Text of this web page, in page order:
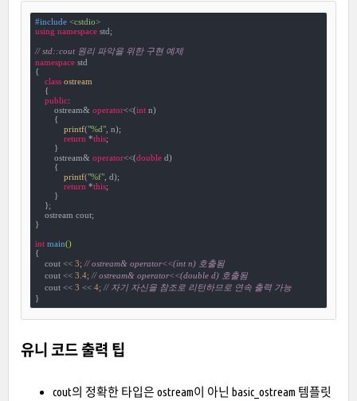
#include <cstdio>
using namespace std;
// std::cout 원리 파악을 위한 구현 예제
namespace std
{
class ostream
    {
public:
        ostream&
operator<<(int n)
        {
printf("%d", n);
return *this;
        }
        ostream&
operator<<(double d)
        {
printf("%f", d);
return *this;
        }
    };
    ostream cout;
}
int main()
{
    cout <<
3; // ostream& operator<<(int n) 호출됨
    cout <<
3.4; // ostream& operator<<(double d) 호출됨
    cout <<
3 << 4; // 자기 자신을 참조로 리턴하므로 연속 출력 가능
}
유니 코드 출력 팁
cout의 정확한 타입은 ostream이 아닌 basic_ostream 템플릿